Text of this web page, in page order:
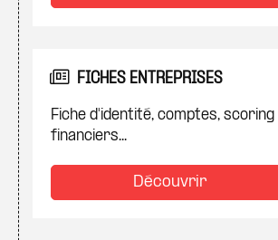
FICHES ENTREPRISES
Fiche d'identité, comptes, scoring
financiers...
Découvrir